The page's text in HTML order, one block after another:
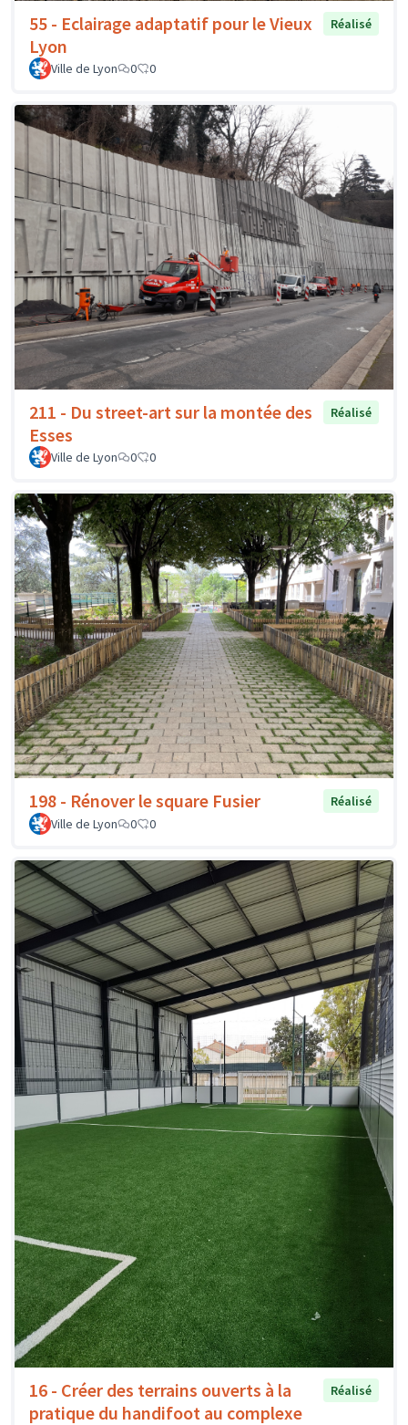
55 - Eclairage adaptatif pour le Vieux
Lyon
Réalisé
Ville de Lyon 0 0
211 - Du street-art sur la montée des
Esses
Réalisé
Ville de Lyon 0 0
198 - Rénover le square Fusier
Réalisé
Ville de Lyon
0 0
16 - Créer des terrains ouverts à la
pratique du handifoot au complexe
Réalisé